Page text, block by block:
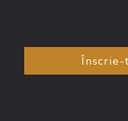
Înscrie-